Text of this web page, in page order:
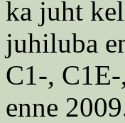
ka juht
juhiluba
C1-,
enne